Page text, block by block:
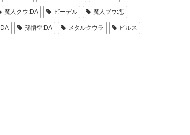
魔人クウ:DA ビーデル 魔人ブウ:悪
孫悟空:DA メタルクウラ ビルス